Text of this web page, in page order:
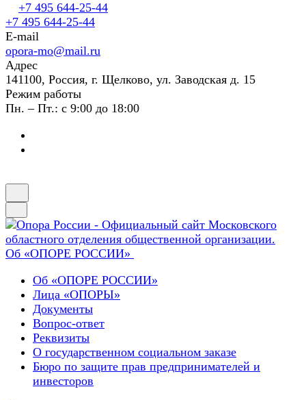
+7 495 644-25-44
+7 495 644-25-44
E-mail
opora-mo@mail.ru
Адрес
141100, Россия, г. Щелково, ул. Заводская д. 15
Режим работы
Пн. – Пт.: с 9:00 до 18:00
Об «ОПОРЕ РОССИИ»
Об «ОПОРЕ РОССИИ»
Лица «ОПОРЫ»
Документы
Вопрос-ответ
Реквизиты
О государственном социальном заказе
Бюро по защите прав предпринимателей и
инвесторов